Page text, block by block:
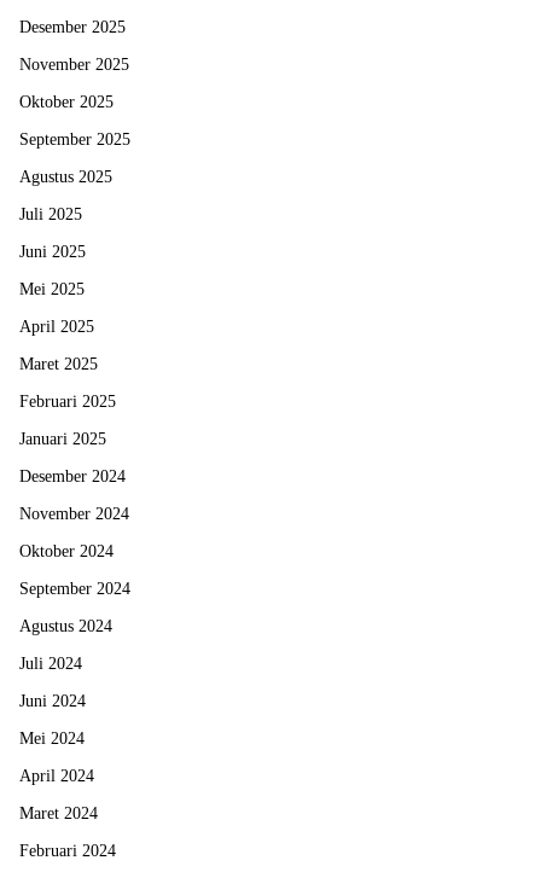
Desember 2025
November 2025
Oktober 2025
September 2025
Agustus 2025
Juli 2025
Juni 2025
Mei 2025
April 2025
Maret 2025
Februari 2025
Januari 2025
Desember 2024
November 2024
Oktober 2024
September 2024
Agustus 2024
Juli 2024
Juni 2024
Mei 2024
April 2024
Maret 2024
Februari 2024